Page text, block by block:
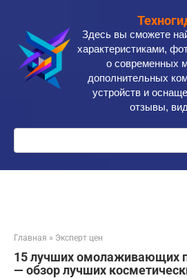
контенту
Здесь вы сможете
характеристиками,
о современных
дополнительных
устройств и
отзывы,
Поиск:
Главная » Эксперт цен
15 лучших омолаживающих
— обзор лучших